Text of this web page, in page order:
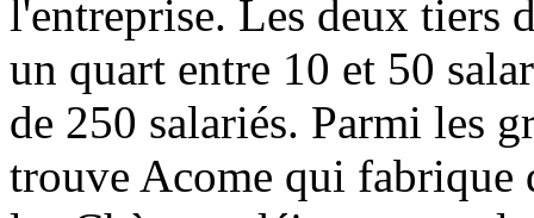
l'entreprise. Les deux tiers
un quart entre 10 et 50
de 250 salariés. Parmi les
trouve Acome qui fabrique